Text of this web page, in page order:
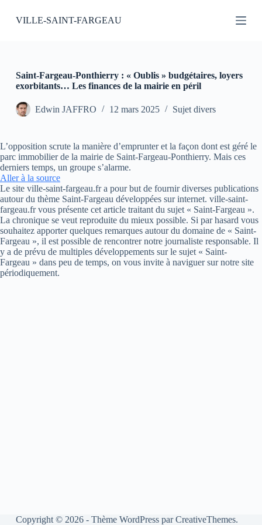
u
o
n
u
VILLE-SAINT-FARGEAU
Saint-Fargeau-Ponthierry : « Oublis » budgétaires, loyers
exorbitants… Les finances de la mairie en péril
Edwin JAFFRO 12 mars 2025 Sujet divers
L’opposition scrute la manière d’emprunter et la façon dont est géré le
parc immobilier de la mairie de Saint-Fargeau-Ponthierry. Mais ces
derniers temps, un groupe s’alarme.
Aller à la source
Le site ville-saint-fargeau.fr a pour but de fournir diverses publications
autour du thème Saint-Fargeau développées sur internet. ville-saint-
fargeau.fr vous présente cet article traitant du sujet « Saint-Fargeau ».
La chronique se veut reproduite du mieux possible. Si par hasard vous
souhaitez apporter quelques remarques autour du domaine de « Saint-
Fargeau », il est possible de rencontrer notre journaliste responsable. Il
y a de prévu de multiples développements sur le sujet « Saint-
Fargeau » dans peu de temps, on vous invite à naviguer sur notre site
périodiquement.
Copyright © 2026 - Thème WordPress parCreativeThemes.